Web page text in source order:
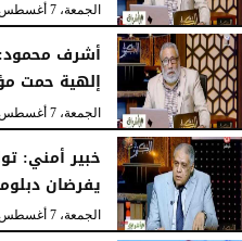
الجمعة، 7 أغسطس 2026
أشرف
إلهية حمت
الجمعة، 7 أغسطس 2026
خبير أمني:
يفرضان
الجمعة، 7 أغسطس 2026